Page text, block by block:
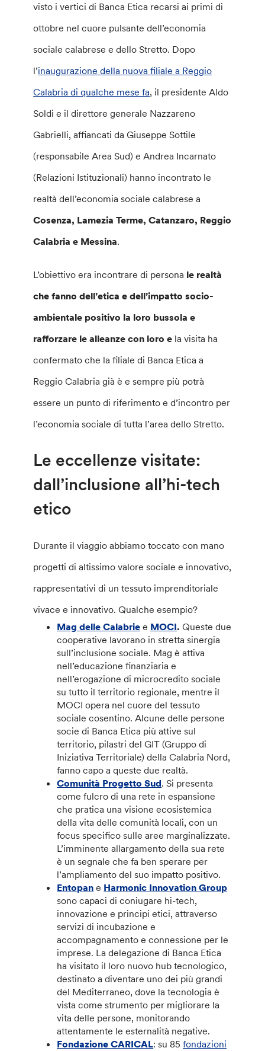
visto i vertici di Banca Etica recarsi ai primi di
ottobre nel cuore pulsante dell’economia
sociale calabrese e dello Stretto. Dopo
l’inaugurazione della nuova filiale a Reggio
Calabria di qualche mese fa, il presidente Aldo
Soldi e il direttore generale Nazzareno
Gabrielli, affiancati da Giuseppe Sottile
(responsabile Area Sud) e Andrea Incarnato
(Relazioni Istituzionali) hanno incontrato le
realtà dell’economia sociale calabrese a
Cosenza, Lamezia Terme, Catanzaro, Reggio
Calabria e Messina.
L’obiettivo era incontrare di persona le realtà
che fanno dell’etica e dell’impatto socio-
ambientale positivo la loro bussola e
rafforzare le alleanze con loro e la visita ha
confermato che la filiale di Banca Etica a
Reggio Calabria già è e sempre più potrà
essere un punto di riferimento e d’incontro per
l’economia sociale di tutta l’area dello Stretto.
Le eccellenze visitate:
dall’inclusione all’hi-tech
etico
Durante il viaggio abbiamo toccato con mano
progetti di altissimo valore sociale e innovativo,
rappresentativi di un tessuto imprenditoriale
vivace e innovativo. Qualche esempio?
Mag delle Calabrie e MOCI. Queste due
cooperative lavorano in stretta sinergia
sull’inclusione sociale. Mag è attiva
nell’educazione finanziaria e
nell’erogazione di microcredito sociale
su tutto il territorio regionale, mentre il
MOCI opera nel cuore del tessuto
sociale cosentino. Alcune delle persone
socie di Banca Etica più attive sul
territorio, pilastri del GIT (Gruppo di
Iniziativa Territoriale) della Calabria Nord,
fanno capo a queste due realtà.
Comunità Progetto Sud. Si presenta
come fulcro di una rete in espansione
che pratica una visione ecosistemica
della vita delle comunità locali, con un
focus specifico sulle aree marginalizzate.
L’imminente allargamento della sua rete
è un segnale che fa ben sperare per
l’ampliamento del suo impatto positivo.
Entopan e Harmonic Innovation Group
sono capaci di coniugare hi-tech,
innovazione e principi etici, attraverso
servizi di incubazione e
accompagnamento e connessione per le
imprese. La delegazione di Banca Etica
ha visitato il loro nuovo hub tecnologico,
destinato a diventare uno dei più grandi
del Mediterraneo, dove la tecnologia è
vista come strumento per migliorare la
vita delle persone, monitorando
attentamente le esternalità negative.
Fondazione CARICAL: su 85fondazioni